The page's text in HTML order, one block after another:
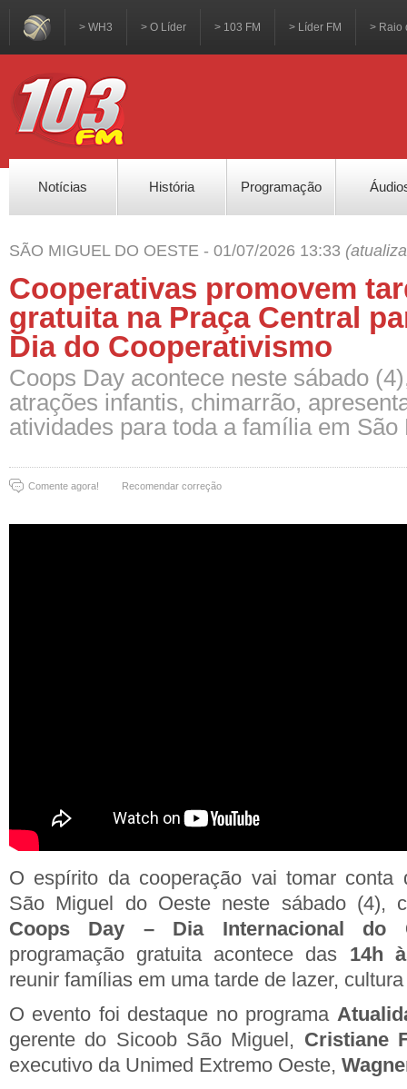
> WH3 > O Líder > 103 FM > Líder FM > Raio
Notícias História Programação
SÃO MIGUEL DO OESTE - 01/07/2026 13:33
Cooperativas promovem
gratuita na Praça Central
Dia do Cooperativismo
Coops Day acontece neste sábado
atrações infantis, chimarrão,
atividades para toda a família em São
Comente agora! Recomendar correção
O espírito da cooperação vai tomar conta
São Miguel do Oeste neste sábado (4),
Coops Day – Dia Internacional do
programação gratuita acontece das 14h
reunir famílias em uma tarde de lazer,
O evento foi destaque no programa
gerente do Sicoob São Miguel, Cristiane
executivo da Unimed Extremo Oeste,